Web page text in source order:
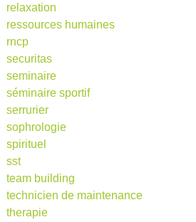
relaxation
ressources humaines
rncp
securitas
seminaire
séminaire sportif
serrurier
sophrologie
spirituel
sst
team building
technicien de maintenance
therapie